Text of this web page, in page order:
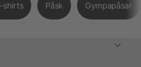
shirts Påsk Gympapåsar